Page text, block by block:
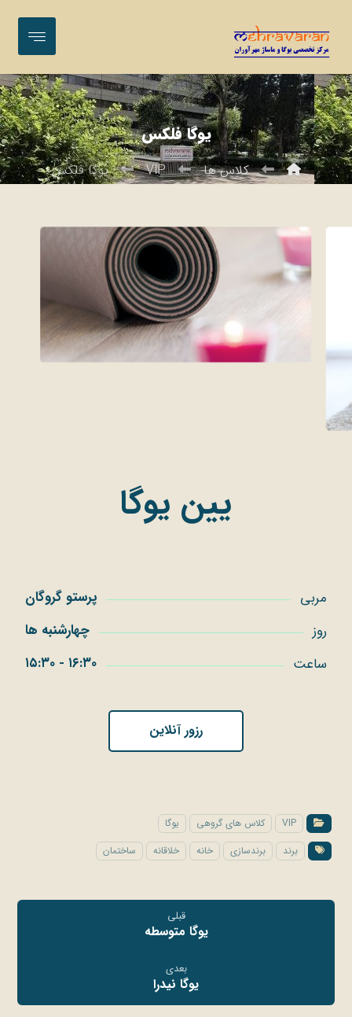
یوگا فلکس
کلاس ها VIP یوگا فلکس
یین یوگا
مربی
پرستو گروگان
روز
چهارشنبه ها
ساعت
۱۶:۳۰ - ۱۵:۳۰
رزور آنلاین
VIP کلاس های گروهی
یوگا
برند
برندسازی خانه خلاقانه ساختمان
قبلی
یوگا متوسطه
بعدی
یوگا نیدرا